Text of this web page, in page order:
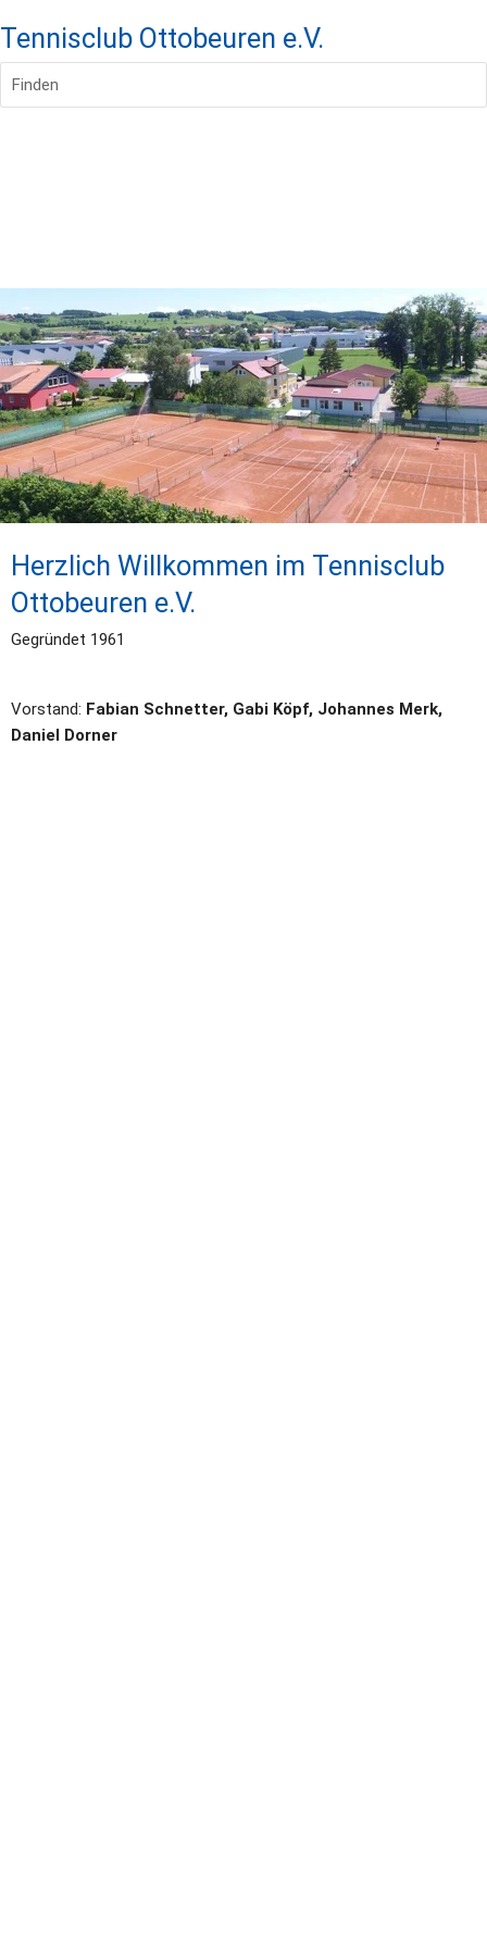
Tennisclub Ottobeuren e.V.
Finden
Herzlich Willkommen im Tennisclub
Ottobeuren e.V.
Gegründet 1961
Vorstand: Fabian Schnetter, Gabi Köpf, Johannes Merk,
Daniel Dorner